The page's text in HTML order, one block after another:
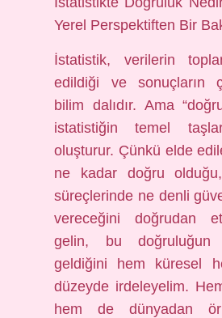
Yerel Perspektiften Bir
İstatistik, verilerin
edildiği ve sonuçların
bilim dalıdır. Ama
istatistiğin temel
oluşturur. Çünkü elde
ne kadar doğru
süreçlerinde ne denli
vereceğini doğrudan
gelin, bu
geldiğini hem küresel
düzeyde irdeleyelim.
hem de dünyadan